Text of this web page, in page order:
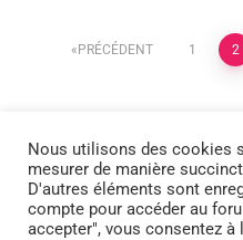
PRÉCÉDENT 1 2
ACCUEIL LE
Nous utilisons des cookies
mesurer de manière
D'autres éléments sont
compte pour accéder au
accepter", vous consentez